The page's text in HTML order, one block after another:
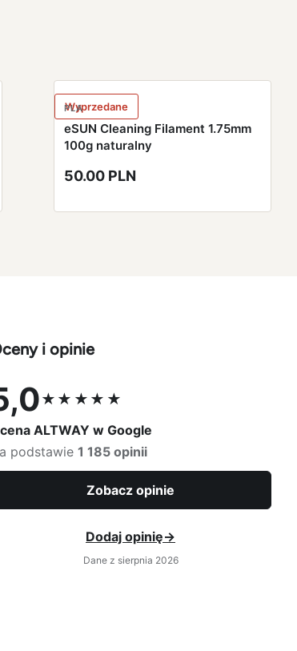
Wyprzedane
PLA
eSUN Cleaning Filament 1.75mm
100g naturalny
50.00 PLN
i opinie
★★★★★
5,0 na 5
ALTWAY w Google
podstawie 1 185 opinii
Zobacz opinie
Dodaj opinię→
Dane z sierpnia 2026